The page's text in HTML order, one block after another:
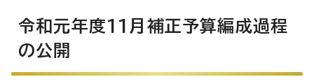
令和元年度11月補正予算編成過程
の公開